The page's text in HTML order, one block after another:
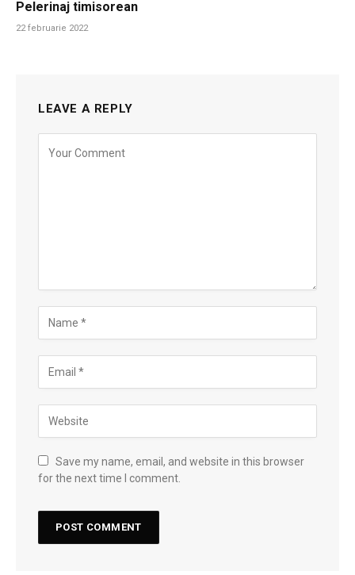
Pelerinaj timisorean
22 februarie 2022
LEAVE A REPLY
Save my name, email, and website in this browser
for the next time I comment.